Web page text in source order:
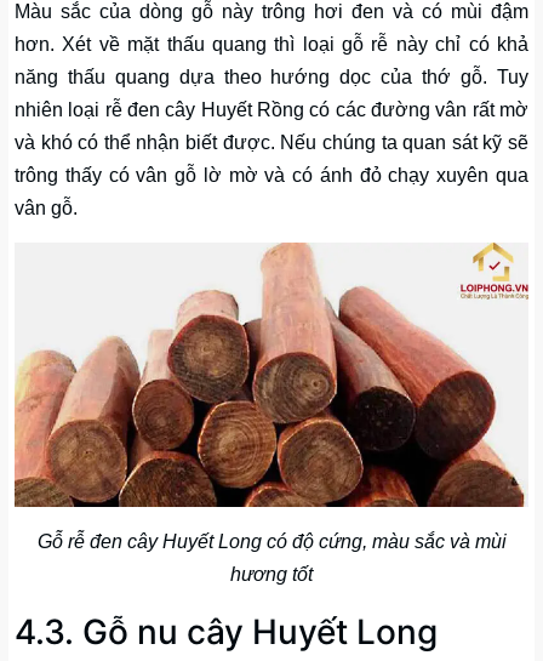
Màu sắc của dòng gỗ này trông hơi đen và có mùi đậm
hơn. Xét về mặt thấu quang thì loại gỗ rễ này chỉ có khả
năng thấu quang dựa theo hướng dọc của thớ gỗ. Tuy
nhiên loại rễ đen cây Huyết Rồng có các đường vân rất mờ
và khó có thể nhận biết được. Nếu chúng ta quan sát kỹ sẽ
trông thấy có vân gỗ lờ mờ và có ánh đỏ chạy xuyên qua
vân gỗ.
Gỗ rễ đen cây Huyết Long có độ cứng, màu sắc và mùi
hương tốt
4.3. Gỗ nu cây Huyết Long